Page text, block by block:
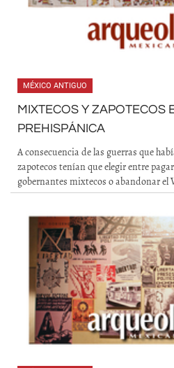
MÉXICO ANTIGUO
MIXTECOS Y ZAPOTECOS
PREHISPÁNICA
A consecuencia de las guerras que
zapotecos tenían que elegir entre
gobernantes mixtecos o abandonar el